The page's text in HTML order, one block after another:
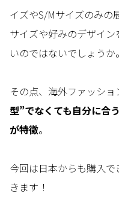
イズやS/Mサイズのみの
サイズや好みのデザイ
いのではないでしょうか。
その点、海外ファッショ
型”でなくても自分に合
が特徴。
今回は日本からも購入
きます！